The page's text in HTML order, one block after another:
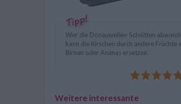
Wer die Donauwellen-Schnitten
kann die Kirschen durch andere Früchte
Birnen oder Ananas ersetzen.
Weitere interessante